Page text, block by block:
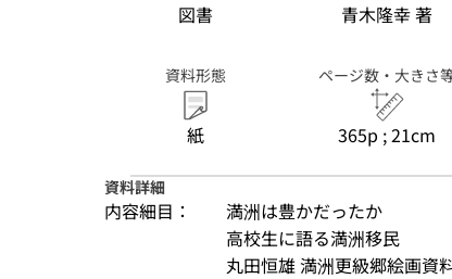
図書 青木隆幸 著
資料形態
紙
ページ数・大きさ
365p ; 21cm
資料詳細
内容細目：
満洲は豊かだったか
高校生に語る満洲移民
丸田恒雄 満洲更級郷絵画資